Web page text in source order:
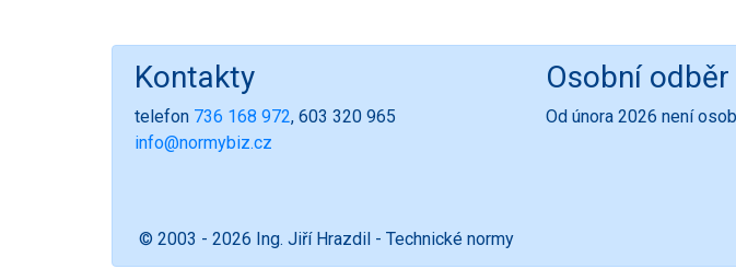
Kontakty
telefon 736 168 972, 603 320 965
info@normybiz.cz
Osobní odběr
Od února 2026 není
© 2003 - 2026 Ing. Jiří Hrazdil - Technické normy